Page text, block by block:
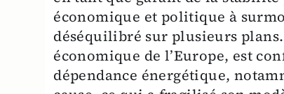
économique et politique à
déséquilibré sur plusieurs
économique de l’Europe, est
dépendance énergétique,